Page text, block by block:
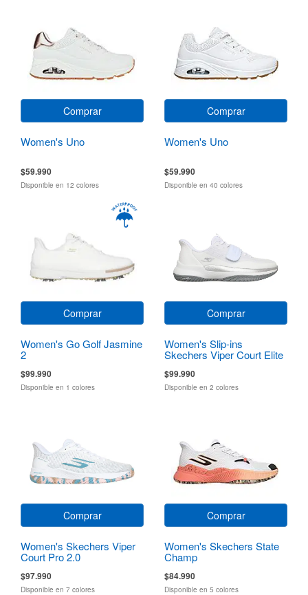
Comprar
Women's Uno
$59.990
Disponible en 12 colores
Comprar
Women's Uno
$59.990
Disponible en 40 colores
Comprar
Women's Go Golf Jasmine
2
$99.990
Disponible en 1 colores
Comprar
Women's Slip-ins
Skechers Viper Court Elite
$99.990
Disponible en 2 colores
Comprar
Women's Skechers Viper
Court Pro 2.0
$97.990
Disponible en 7 colores
Comprar
Women's Skechers State
Champ
$84.990
Disponible en 5 colores